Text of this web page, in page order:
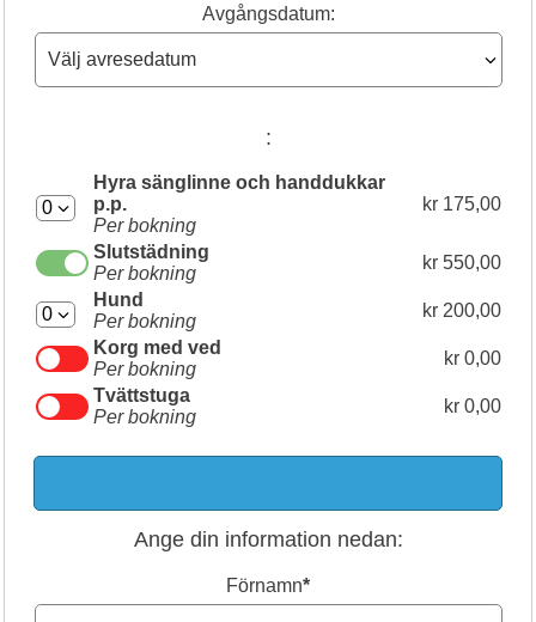
Avgångsdatum:
:
Hyra sänglinne och handdukkar
p.p.
Per bokning
kr 175,00
Slutstädning
Per bokning
kr 550,00
Hund
Per bokning
kr 200,00
Korg med ved
Per bokning
kr 0,00
Tvättstuga
Per bokning
kr 0,00
Ange din information nedan:
Förnamn*